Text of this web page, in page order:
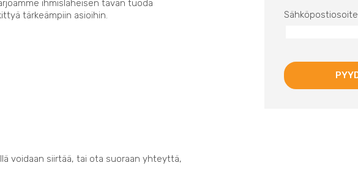
ihmisläheisen tavan tuoda
tärkeämpiin asioihin.
voidaan siirtää, tai ota suoraan yhteyttä,
Sähköpostiosoite